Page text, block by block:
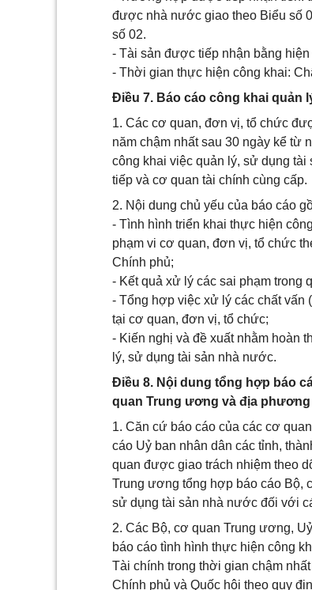
được nhà nước giao theo Biểu số
số 02.
- Tài sản được tiếp nhận bằng
- Thời gian thực hiện công khai:
Điều 7. Báo cáo công khai quản
1. Các cơ quan, đơn vị, tổ chức
năm chậm nhất sau 30 ngày kể từ
công khai việc quản lý, sử dụng
tiếp và cơ quan tài chính cùng cấp.
2. Nội dung chủ yếu của báo cáo
- Tình hình triển khai thực hiện
phạm vi cơ quan, đơn vị, tổ chức
Chính phủ;
- Kết quả xử lý các sai phạm trong
- Tổng hợp việc xử lý các chất vấn
tại cơ quan, đơn vị, tổ chức;
- Kiến nghị và đề xuất nhằm hoàn
lý, sử dụng tài sản nhà nước.
Điều 8. Nội dung tổng hợp báo
quan Trung ương và địa phương
1. Căn cứ báo cáo của các cơ
cáo Uỷ ban nhân dân các tỉnh,
quan được giao trách nhiệm theo
Trung ương tổng hợp báo cáo Bộ,
sử dụng tài sản nhà nước đối với
2. Các Bộ, cơ quan Trung ương,
báo cáo tình hình thực hiện công
Tài chính trong thời gian chậm
Chính phủ và Quốc hội theo quy